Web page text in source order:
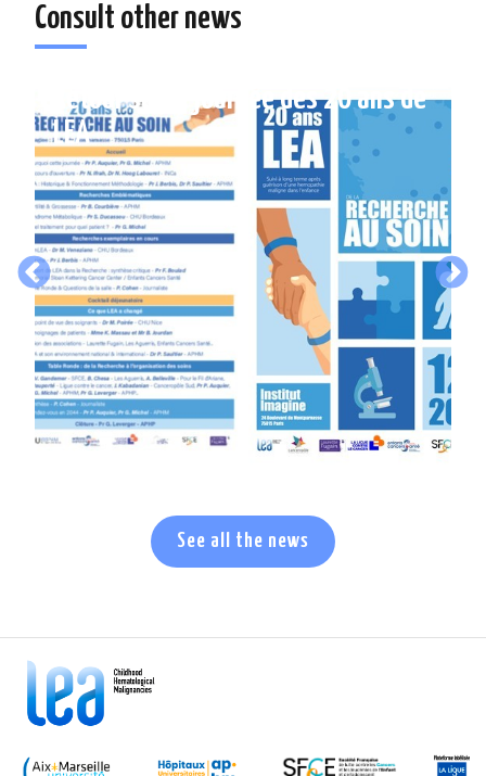
Consult other news
Retour sur la journée des 20 ans de
LEA
More information
See all the news